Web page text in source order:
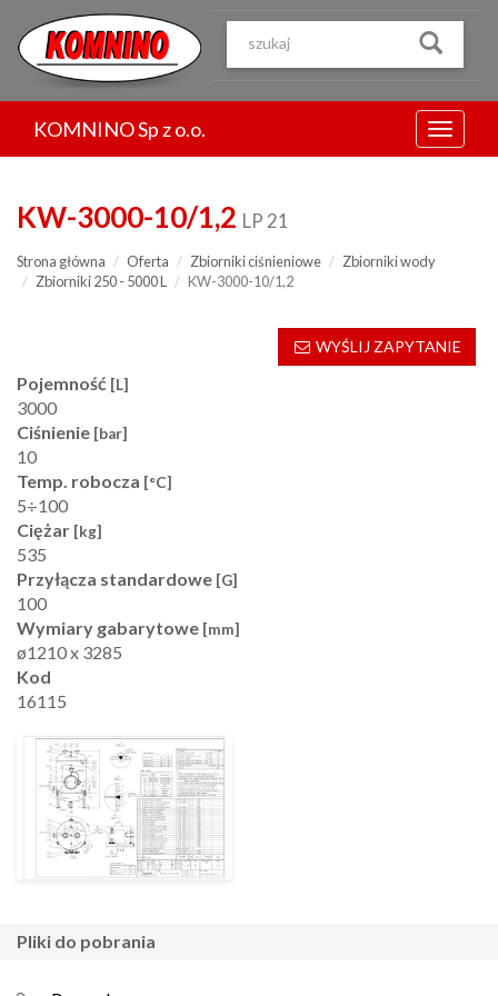
treści
Menu
KOMNINO Sp z o.o.
KW-3000-10/1,2 LP 21
Strona główna Oferta Zbiorniki ciśnieniowe
Zbiorniki wody
Zbiorniki 250 - 5000 L
KW-3000-10/1,2
WYŚLIJ ZAPYTANIE
Pojemność [L]
3000
Ciśnienie [bar]
10
Temp. robocza [°C]
5÷100
Ciężar [kg]
535
Przyłącza standardowe [G]
100
Wymiary gabarytowe [mm]
ø1210 x 3285
Kod
16115
pliki do pobrania